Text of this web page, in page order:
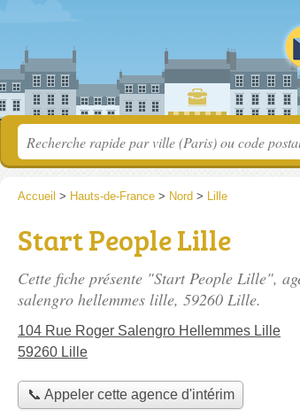
Accueil > Hauts-de-France > Nord > Lille
Start People Lille
Cette fiche présente "Start People Lille",
salengro hellemmes lille, 59260 Lille.
104 Rue Roger Salengro Hellemmes Lille
59260 Lille
📞 Appeler cette agence d'intérim